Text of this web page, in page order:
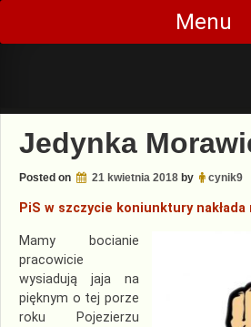
Skip
content
Menu
Jedynka
Posted on 21 kwietnia 2018 by cynik9
PiS w szczycie koniunktury
Mamy bocianie
pracowicie
wysiadują jaja na
pięknym o tej porze
roku Pojezierzu